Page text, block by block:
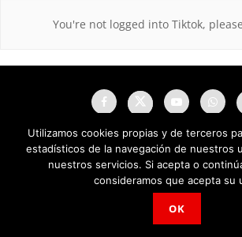
You're not logged into Tiktok,
NAU Noticias A Tiempo Universales
Utilizamos cookies propias y de terceros
estadísticos de la navegación de nuestros
nuestros servicios. Si acepta o
consideramos que acepta su
OK